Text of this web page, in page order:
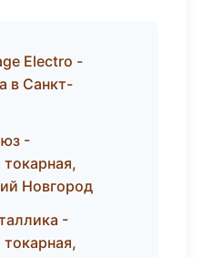
Electro -
в Санкт-
-
Новгород
-